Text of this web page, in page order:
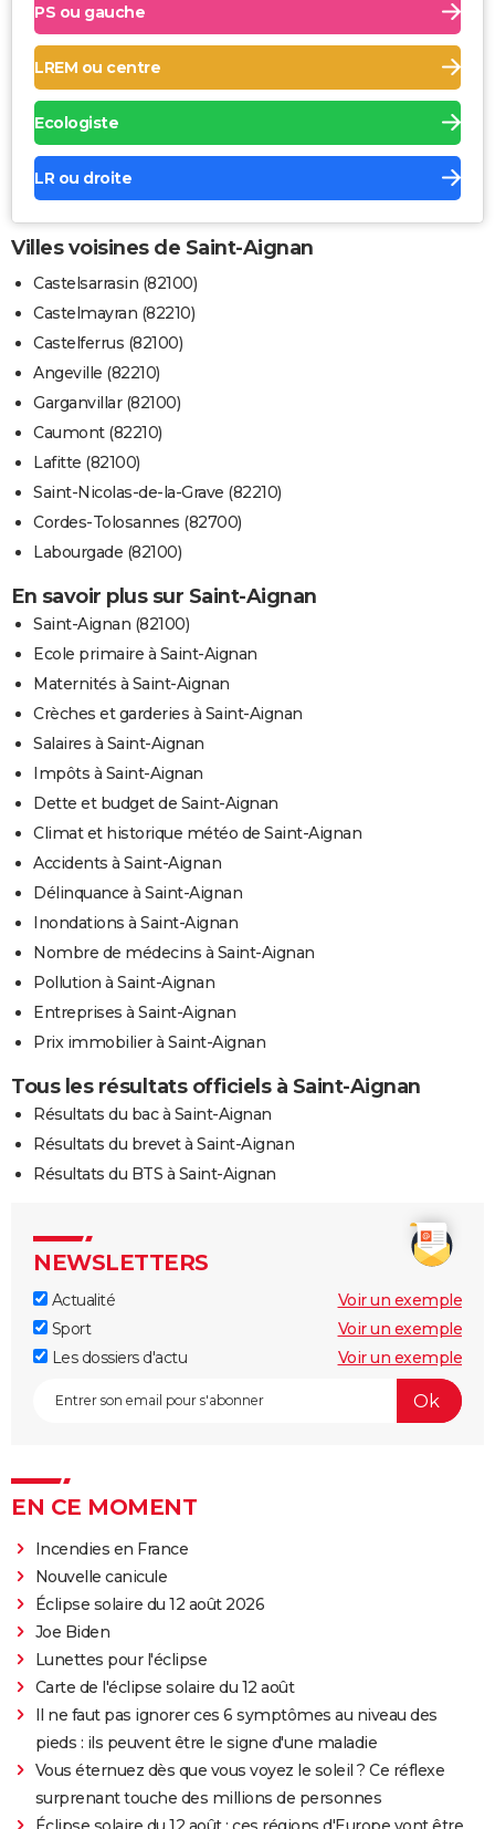
PS ou gauche
LREM ou centre
Ecologiste
LR ou droite
Villes voisines de Saint-Aignan
Castelsarrasin (82100)
Castelmayran (82210)
Castelferrus (82100)
Angeville (82210)
Garganvillar (82100)
Caumont (82210)
Lafitte (82100)
Saint-Nicolas-de-la-Grave (82210)
Cordes-Tolosannes (82700)
Labourgade (82100)
En savoir plus sur Saint-Aignan
Saint-Aignan (82100)
Ecole primaire à Saint-Aignan
Maternités à Saint-Aignan
Crèches et garderies à Saint-Aignan
Salaires à Saint-Aignan
Impôts à Saint-Aignan
Dette et budget de Saint-Aignan
Climat et historique météo de Saint-Aignan
Accidents à Saint-Aignan
Délinquance à Saint-Aignan
Inondations à Saint-Aignan
Nombre de médecins à Saint-Aignan
Pollution à Saint-Aignan
Entreprises à Saint-Aignan
Prix immobilier à Saint-Aignan
Tous les résultats officiels à Saint-Aignan
Résultats du bac à Saint-Aignan
Résultats du brevet à Saint-Aignan
Résultats du BTS à Saint-Aignan
NEWSLETTERS
Actualité
Voir un exemple
Sport
Voir un exemple
Les dossiers d'actu
Voir un exemple
EN CE MOMENT
Incendies en France
Nouvelle canicule
Éclipse solaire du 12 août 2026
Joe Biden
Lunettes pour l'éclipse
Carte de l'éclipse solaire du 12 août
Il ne faut pas ignorer ces 6 symptômes au niveau des
pieds : ils peuvent être le signe d'une maladie
Vous éternuez dès que vous voyez le soleil ? Ce réflexe
surprenant touche des millions de personnes